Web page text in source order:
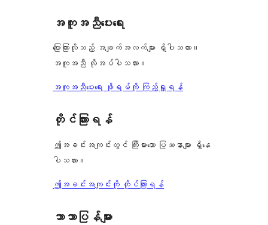
0
စောင်
အကူအညီပေးရေး
ပြောကြားလိုသည့် အချက်အလက်များ ရှိပါသလား။
အကူအညီ လိုအပ်ပါသလား။
အကူအညီပေးရေး ဖိုရမ်ကို ကြည့်ရှုရန်
တိုင်ကြားရန်
ဤအခင်းအကျင်းတွင် ကြီးမားသော ပြဿနာများ ရှိနေ
ပါသလား။
ဤအခင်းအကျင်းကို တိုင်ကြားရန်
ဘာသာပြန်များ